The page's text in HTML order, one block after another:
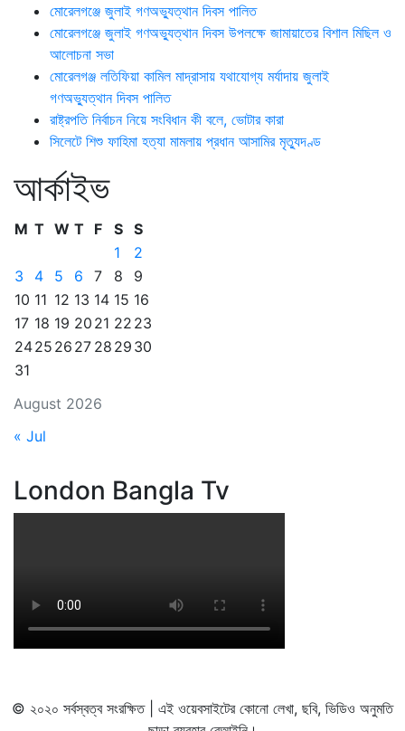
মোরেলগঞ্জে জুলাই গণঅভ্যুত্থান দিবস পালিত
মোরেলগঞ্জে জুলাই গণঅভ্যুত্থান দিবস উপলক্ষে জামায়াতের বিশাল মিছিল ও
আলোচনা সভা
মোরেলগঞ্জ লতিফিয়া কামিল মাদ্রাসায় যথাযোগ্য মর্যাদায় জুলাই
গণঅভ্যুত্থান দিবস পালিত
রাষ্ট্রপতি নির্বাচন নিয়ে সংবিধান কী বলে, ভোটার কারা
সিলেটে শিশু ফাহিমা হত্যা মামলায় প্রধান আসামির মৃত্যুদণ্ড
আর্কাইভ
August 2026
M T W T F S S
1
2
3
4 5 6 7 8
9
10 11 12 13 14 15 16
17 18 19 20 21 22 23
2425 26 27 28 29 30
31
« Jul
London Bangla Tv
© ২০২০ সর্বস্বত্ব সংরক্ষিত | এই ওয়েবসাইটের কোনো লেখা, ছবি, ভিডিও অনুমতি